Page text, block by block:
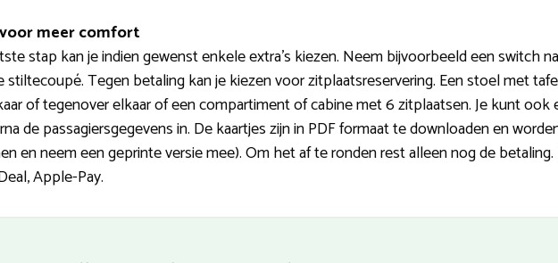
voor meer comfort
stap kan je indien gewenst enkele extra’s kiezen. Neem bijvoorbeeld een switch
stiltecoupé. Tegen betaling kan je kiezen voor zitplaatsreservering. Een stoel met
of tegenover elkaar of een compartiment of cabine met 6 zitplaatsen. Je kunt
de passagiersgegevens in. De kaartjes zijn in PDF formaat te downloaden en
en neem een geprinte versie mee). Om het af te ronden rest alleen nog de
Apple-Pay.